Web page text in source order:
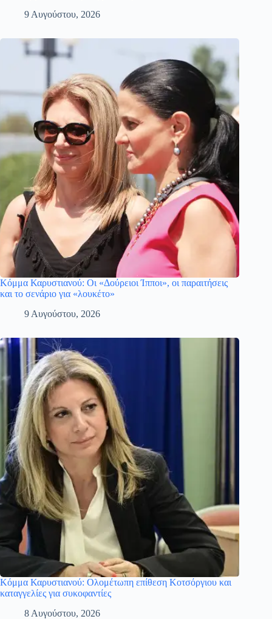
9 Αυγούστου, 2026
Κόμμα Καρυστιανού: Οι «Δούρειοι Ίπποι», οι παραιτήσεις
και το σενάριο για «λουκέτο»
9 Αυγούστου, 2026
Κόμμα Καρυστιανού: Ολομέτωπη επίθεση Κοτσόργιου και
καταγγελίες για συκοφαντίες
8 Αυγούστου, 2026